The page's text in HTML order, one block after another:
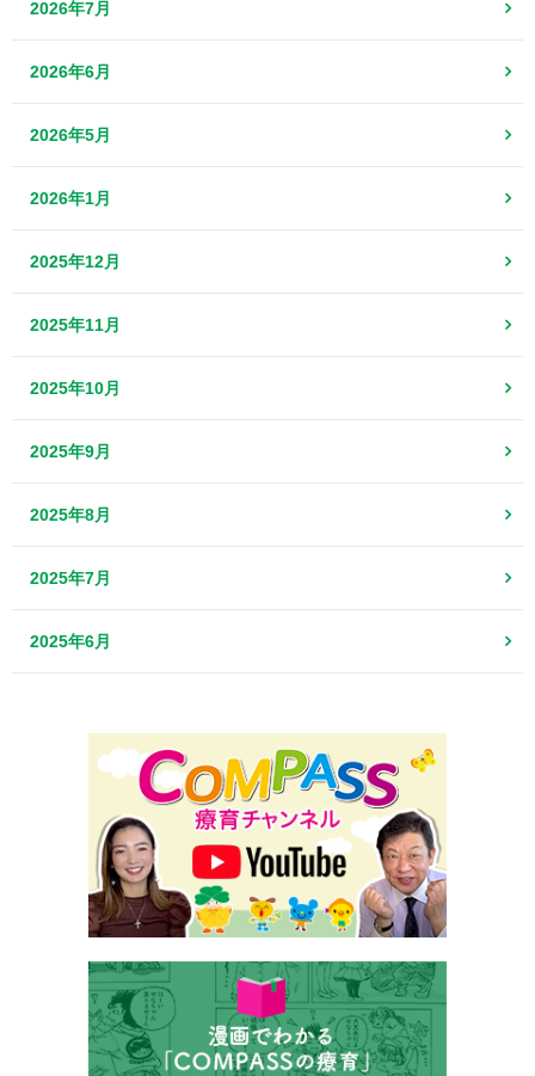
2026年7月
2026年6月
2026年5月
2026年1月
2025年12月
2025年11月
2025年10月
2025年9月
2025年8月
2025年7月
2025年6月